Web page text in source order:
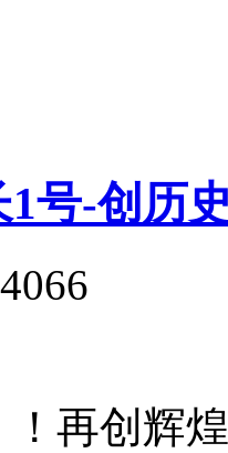
号-创历
！再创辉